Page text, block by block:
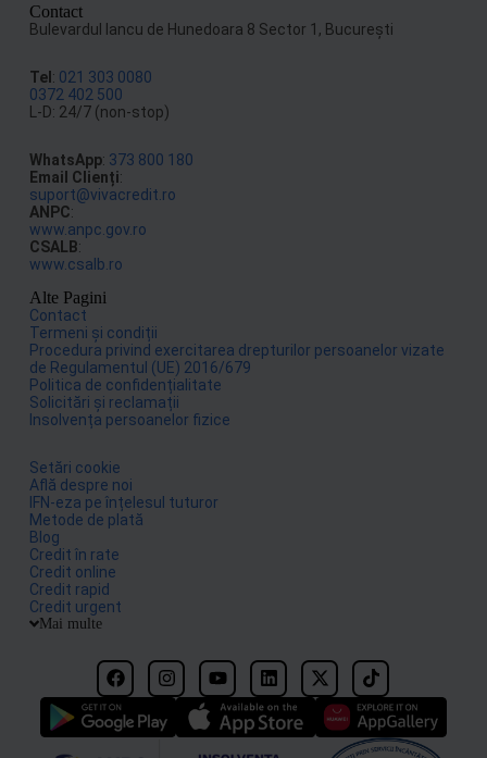
Contact
Bulevardul Iancu de Hunedoara 8 Sector 1, Bucureşti
Tel: 021 303 0080
0372 402 500
L-D: 24/7 (non-stop)
WhatsApp: 373 800 180
Email Clienți:
suport@vivacredit.ro
ANPC:
www.anpc.gov.ro
CSALB:
www.csalb.ro
Alte Pagini
Contact
Termeni și condiții
Procedura privind exercitarea drepturilor persoanelor vizate
de Regulamentul (UE) 2016/679
Politica de confidențialitate
Solicitări și reclamații
Insolvența persoanelor fizice
Setări cookie
Află despre noi
IFN-eza pe înțelesul tuturor
Metode de plată
Blog
Credit în rate
Credit online
Credit rapid
Credit urgent
Mai multe